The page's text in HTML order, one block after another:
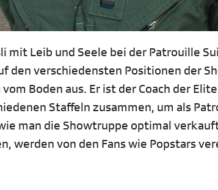
mit Leib und Seele bei der Patrouille
den verschiedensten Positionen der
Boden aus. Er ist der Coach der
Staffeln zusammen, um als
man die Showtruppe optimal
werden von den Fans wie Popstars